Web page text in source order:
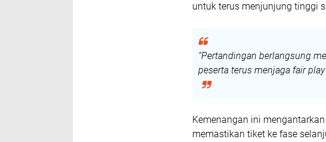
untuk terus menjunjung tinggi
“Pertandingan berlangsung
peserta terus menjaga fair
Kemenangan ini
memastikan tiket ke fase